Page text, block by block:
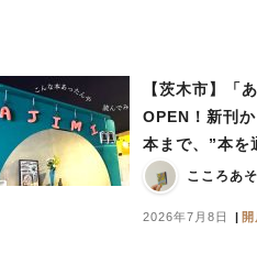
【茨木市】「
OPEN！新刊
本まで、”本を
あじみする” 本
こころあ
2026年7月8日